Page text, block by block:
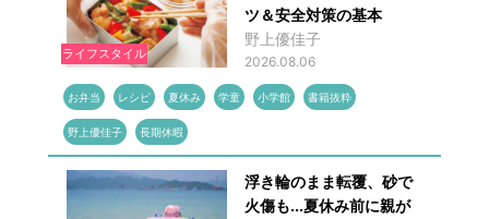
ライフスタイル
ツ＆安全対策の基本
野上優佳子
2026.08.06
お弁当 レシピ 夏休み 学童 小学館 書籍抜粋
野上優佳子 長期休暇
浮き輪のまま転覆、砂で
火傷も...夏休み前に親が